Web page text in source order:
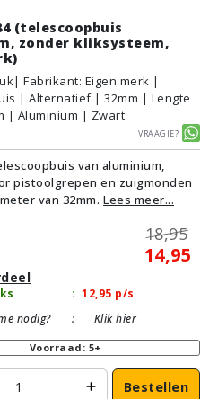
(telescoopbuis
zonder kliksysteem,
| Fabrikant: Eigen merk |
| Alternatief | 32mm | Lengte
| Aluminium | Zwart
Vraagje?
van aluminium,
pistoolgrepen en zuigmonden
van 32mm. Lees meer...
18,95
14,95
: 12,95 p/s
nodig?
: Klik hier
Voorraad: 5+
Bestellen